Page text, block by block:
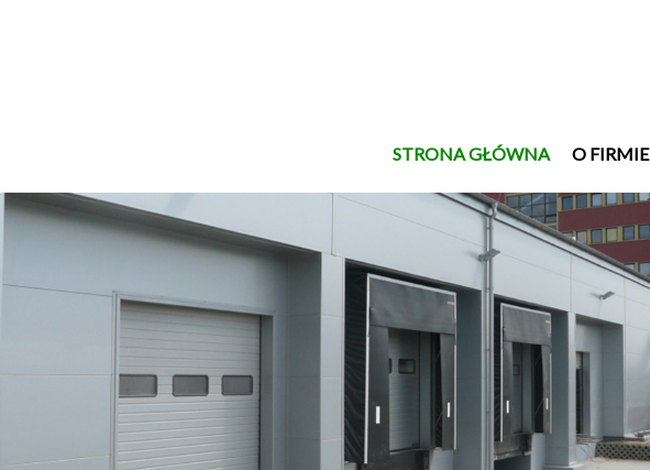
STRONA GŁÓWNA O FIRMIE